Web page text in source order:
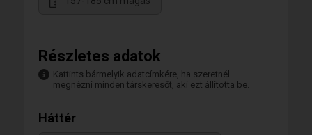
Részletes adatok
Kattints bármelyik adatcímkére, ha szeretnél
megnézni minden társkeresőt, aki ezt állította be.
Háttér